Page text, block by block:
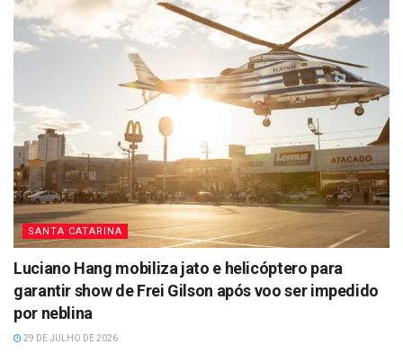
SANTA CATARINA
Luciano Hang mobiliza jato e helicóptero para
garantir show de Frei Gilson após voo ser impedido
por neblina
29 DE JULHO DE 2026